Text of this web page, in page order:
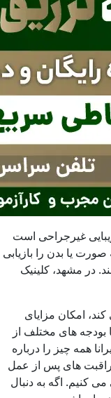
غیرجراحی است
یا بدن را بازیابی
در مشهد، کلینیک
امکان مزایای
های مختلف از
همه چیز را درباره
های پس از عمل
کنیم. اگه به دنبال